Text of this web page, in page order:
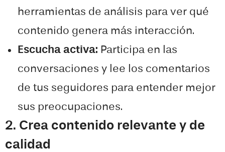
herramientas de análisis para ver qué
contenido genera más interacción.
Escucha activa: Participa en las
conversaciones y lee los comentarios
de tus seguidores para entender mejor
sus preocupaciones.
2. Crea contenido relevante y de
calidad